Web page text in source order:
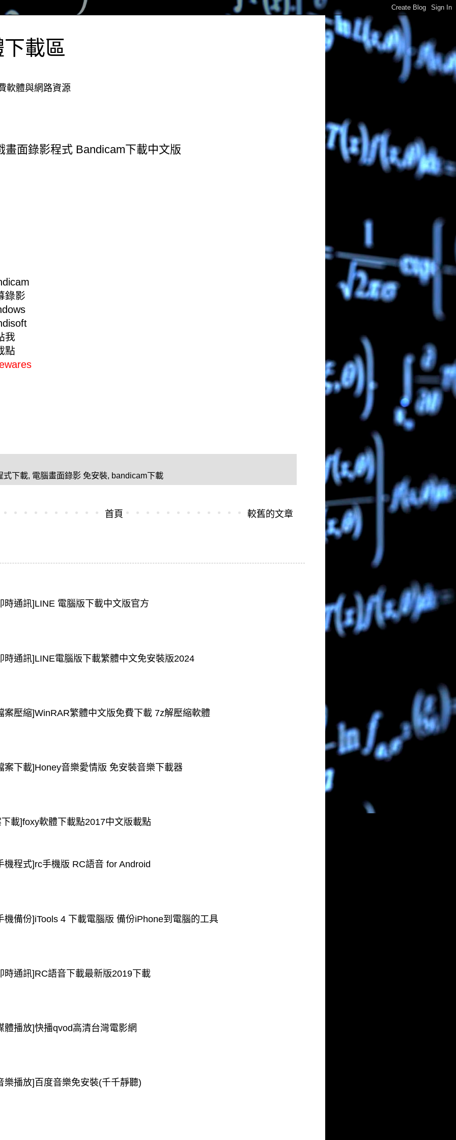
載區
軟體與網路資源
畫面錄影程式 Bandicam下載中文版
錄影
我
點
式下載, 電腦畫面錄影 免安裝, bandicam下載
較舊的文章
首頁
時通訊]LINE 電腦版下載中文版官方
時通訊]LINE電腦版下載繁體中文免安裝版2024
案壓縮]WinRAR繁體中文版免費下載 7z解壓縮軟體
案下載]Honey音樂愛情版 免安裝音樂下載器
載]foxy軟體下載點2017中文版載點
機程式]rc手機版 RC語音 for Android
機備份]iTools 4 下載電腦版 備份iPhone到電腦的工具
時通訊]RC語音下載最新版2019下載
體播放]快播qvod高清台灣電影網
樂播放]百度音樂免安裝(千千靜聽)